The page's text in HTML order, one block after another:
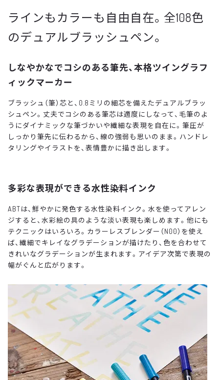
ラインもカラーも自由自在。全108色
のデュアルブラッシュペン。
しなやかなでコシのある筆先、本格ツイングラフ
ィックマーカー
ブラッシュ（筆）芯と、0.8ミリの細芯を備えたデュアルブラッ
シュペン。丈夫でコシのある筆芯は適度にしなって、毛筆のよ
うにダイナミックな筆づかいや繊細な表現を自在に。筆圧が
しっかり筆先に伝わるから、線の強弱も思いのまま。ハンドレ
タリングやイラストを、表情豊かに描き出します。
多彩な表現ができる水性染料インク
ABTは、鮮やかに発色する水性染料インク。水を使ってアレン
ジすると、水彩絵の具のような淡い表現も楽しめます。他にも
テクニックはいろいろ。カラーレスブレンダー（N00）を使え
ば、繊細でキレイなグラデーションが描けたり、色を合わせて
きれいなグラデーションが生まれます。アイデア次第で表現の
幅がぐんと広がります。